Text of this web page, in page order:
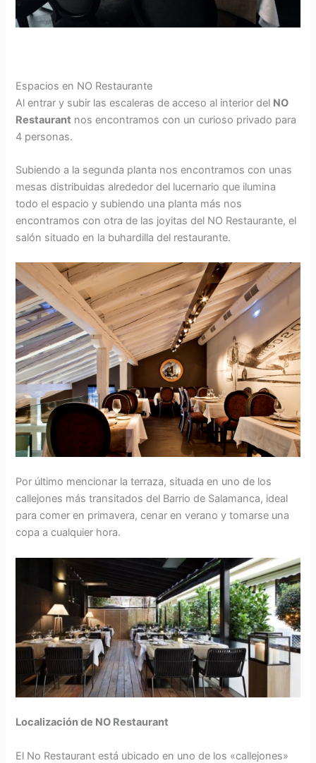
Espacios en NO Restaurante
Al entrar y subir las escaleras de acceso al interior del NO
Restaurant nos encontramos con un curioso privado para
4 personas.
Subiendo a la segunda planta nos encontramos con unas
mesas distribuidas alrededor del lucernario que ilumina
todo el espacio y subiendo una planta más nos
encontramos con otra de las joyitas del NO Restaurante, el
salón situado en la buhardilla del restaurante.
Por último mencionar la terraza, situada en uno de los
callejones más transitados del Barrio de Salamanca, ideal
para comer en primavera, cenar en verano y tomarse una
copa a cualquier hora.
Localización de NO Restaurant
El No Restaurant está ubicado en uno de los «callejones»